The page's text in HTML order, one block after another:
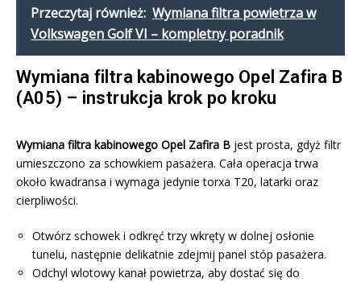
Przeczytaj również: Wymiana filtra powietrza w
Volkswagen Golf VI – kompletny poradnik
Wymiana filtra kabinowego Opel Zafira B
(A05) – instrukcja krok po kroku
Wymiana filtra kabinowego Opel Zafira B jest prosta, gdyż filtr
umieszczono za schowkiem pasażera. Cała operacja trwa
około kwadransa i wymaga jedynie torxa T20, latarki oraz
cierpliwości.
Otwórz schowek i odkręć trzy wkręty w dolnej osłonie
tunelu, następnie delikatnie zdejmij panel stóp pasażera.
Odchyl wlotowy kanał powietrza, aby dostać się do